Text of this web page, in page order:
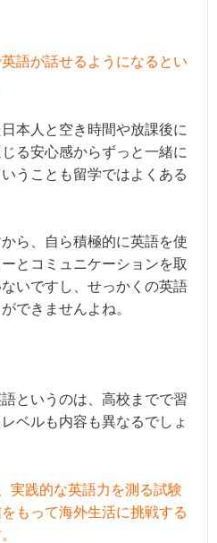
語が話せるようになるとい
本人と空き時間や放課後に
る安心感からずっと一緒に
うことも留学ではよくある
ら、自ら積極的に英語を使
とコミュニケーションを取
いですし、せっかくの英語
できませんよね。
というのは、高校までで習
ベルも内容も異なるでしょ
実践的な英語力を測る試験
もって海外生活に挑戦する